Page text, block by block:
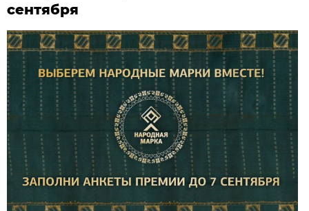
сентября